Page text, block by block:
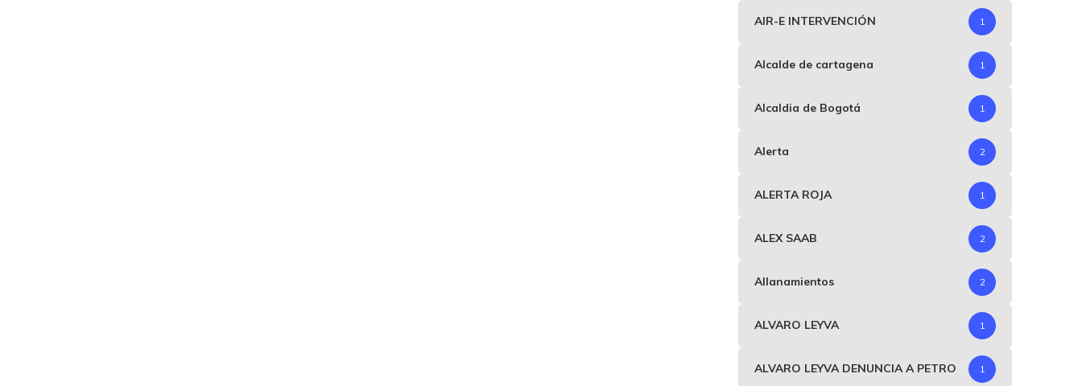
AIR-E INTERVENCIÓN 1
Alcalde de cartagena 1
Alcaldia de Bogotá 1
Alerta 2
ALERTA ROJA 1
ALEX SAAB 2
Allanamientos 2
ALVARO LEYVA 1
ALVARO LEYVA DENUNCIA A PETRO 1